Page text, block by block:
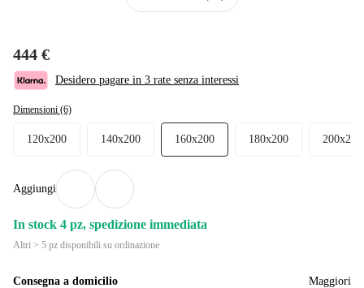
444 €
Desidero pagare in 3 rate senza interessi
Dimensioni (6)
120x200 140x200 160x200 180x200 200x200
Aggiungi
In stock 4 pz, spedizione immediata
Altri > 5 pz disponibili su ordinazione
Consegna a domicilio
Maggiori